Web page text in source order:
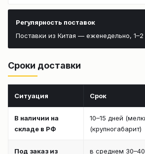
Регулярность поставок
Поставки из Китая — еженедельно, 1–2
Сроки доставки
Ситуация Срок
В наличии на
складе в РФ
10–15 дней
(крупногабарит)
Под заказ из в среднем